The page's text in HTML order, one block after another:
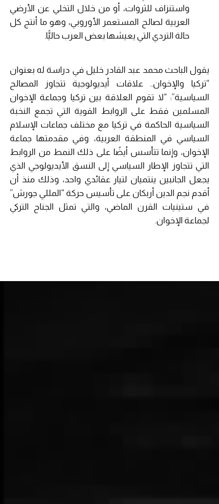
واستنزاف للثروات، أو من خلال التخلي عن الأرضي
العربية لصالح المستعمر الأوروبي، وهو ما أنتج كل
حالة التردي التي يعيشها بعض العرب حاليًّا.
يقول الباحث محمد عبد القادر خليل في دراسة له بعنوان
“تركيا والإخوان.. علاقات أيديولوجية تتجاوز المصالح
السياسية”: “لا تقوم العلاقة بين تركيا وجماعة الإخوان
المسلمين فقط على الروابط القوية التي تجمع النخبة
السياسية الحاكمة في تركيا مع مختلف جماعات الإسلام
السياسي في المنطقة العربية، وفي مقدمتها جماعة
الإخوان، وإنما تتأسس أيضًا على ذلك النمط من الروابط
التي تتجاوز الإطار السياسي إلى النسق الأيديولوجي الذي
يجعل الجانبين ينتميان لتيار عقائدي واحد، وذلك منذ أن
أقدم نجم الدين أربكان على تأسيس حركة “المللي جورش”
في ستينيات القرن الماضي، والتي تمثل الجناح التركي
لجماعة الإخوان.